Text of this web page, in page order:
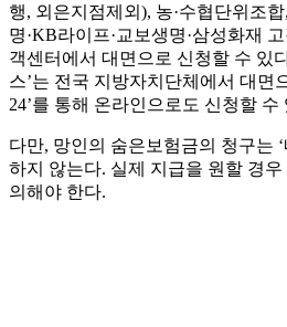
행, 외은지점제외), 농·수협단위조
명·KB라이프·교보생명·삼성화재
객센터에서 대면으로 신청할 수 있
스’는 전국 지방자치단체에서 대면
24’를 통해 온라인으로도 신청할 수
다만, 망인의 숨은보험금의 청구는
하지 않는다. 실제 지급을 원할 경
의해야 한다.